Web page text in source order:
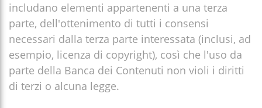
includano elementi appartenenti a una terza
parte, dell'ottenimento di tutti i consensi
necessari dalla terza parte interessata (inclusi, ad
esempio, licenza di copyright), così che l'uso da
parte della Banca dei Contenuti non violi i diritti
di terzi o alcuna legge.